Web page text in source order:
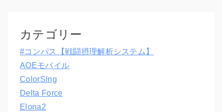
カテゴリー
#コンパス【戦闘摂理解析システム】
AOEモバイル
ColorSing
Delta Force
Elona2